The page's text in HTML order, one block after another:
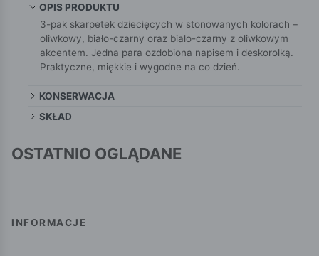
OPIS PRODUKTU
3-pak skarpetek dziecięcych w stonowanych kolorach –
oliwkowy, biało-czarny oraz biało-czarny z oliwkowym
akcentem. Jedna para ozdobiona napisem i deskorolką.
Praktyczne, miękkie i wygodne na co dzień.
KONSERWACJA
SKŁAD
OSTATNIO OGLĄDANE
INFORMACJE